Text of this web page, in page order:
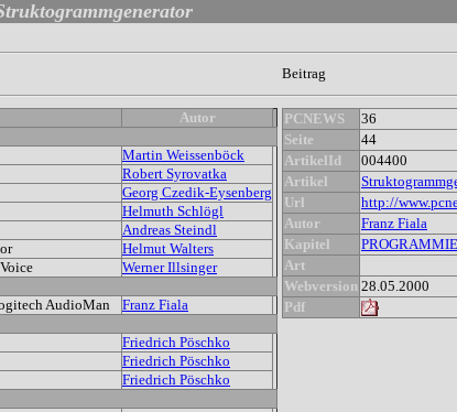
Beitrag
Autor
Martin Weissenböck
Robert Syrovatka
Georg Czedik-Eysenberg
Helmuth Schlögl
Andreas Steindl
Helmut Walters
Werner Illsinger
AudioMan
Franz Fiala
Friedrich Pöschko
Friedrich Pöschko
Friedrich Pöschko
PCNEWS
36
Seite
44
ArtikelId
004400
Artikel
Url
http://
Autor
Franz Fiala
Kapitel
Art
Webversion 28.05.2000
Pdf